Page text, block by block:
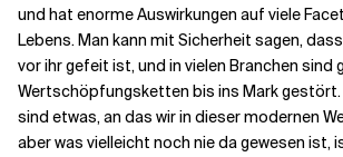
und hat enorme Auswirkungen auf viele
Lebens. Man kann mit Sicherheit sagen,
vor ihr gefeit ist, und in vielen Branchen sind
Wertschöpfungsketten bis ins Mark gestört.
sind etwas, an das wir in dieser modernen
aber was vielleicht noch nie da gewesen ist,